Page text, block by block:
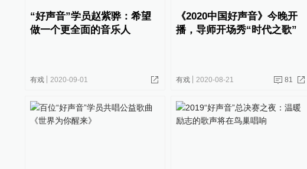
“好声音”学员赵紫骅：希望
做一个更全面的音乐人
有戏 2020-09-01
《2020中国好声音》今晚开
播，导师开场秀“时代之歌”
有戏 2020-08-21 81